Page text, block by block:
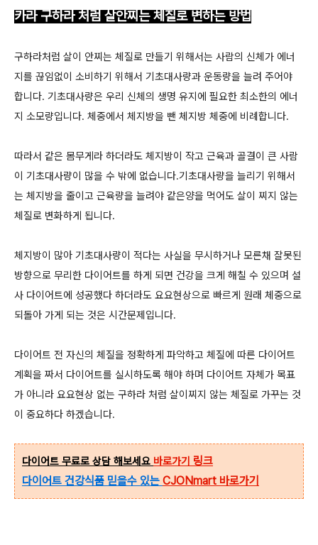
카라 구하라 처럼 살안찌는 체질로 변하는 방법
구하라처럼 살이 안찌는 체질로 만들기 위해서는 사람의 신체가 에너
지를 끊임없이 소비하기 위해서 기초대사량과 운동량을 늘려 주어야
합니다. 기초대사량은 우리 신체의 생명 유지에 필요한 최소한의 에너
지 소모량입니다. 체중에서 체지방을 뺀 체지방 체중에 비례합니다.
따라서 같은 몸무게라 하더라도 체지방이 작고 근육과 골결이 큰 사람
이 기초대사량이 많을 수 밖에 없습니다.기초대사량을 늘리기 위해서
는 체지방을 줄이고 근육량을 늘려야 같은양을 먹어도 살이 찌지 않는
체질로 변화하게 됩니다.
체지방이 많아 기초대사량이 적다는 사실을 무시하거나 모른채 잘못된
방향으로 무리한 다이어트를 하게 되면 건강을 크게 해칠 수 있으며 설
사 다이어트에 성공했다 하더라도 요요현상으로 빠르게 원래 체중으로
되돌아 가게 되는 것은 시간문제입니다.
다이어트 전 자신의 체질을 정확하게 파악하고 체질에 따른 다이어트
계획을 짜서 다이어트를 실시하도록 해야 하며 다이어트 자체가 목표
가 아니라 요요현상 없는 구하라 처럼 살이찌지 않는 체질로 가꾸는 것
이 중요하다 하겠습니다.
다이어트 무료로 상담 해보세요 바로가기 링크
다이어트 건강식품 믿을수 있는 CJONmart 바로가기